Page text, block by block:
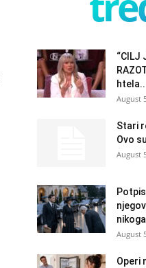
“CILJ
August
Stari
Ovo
August
August
Operi